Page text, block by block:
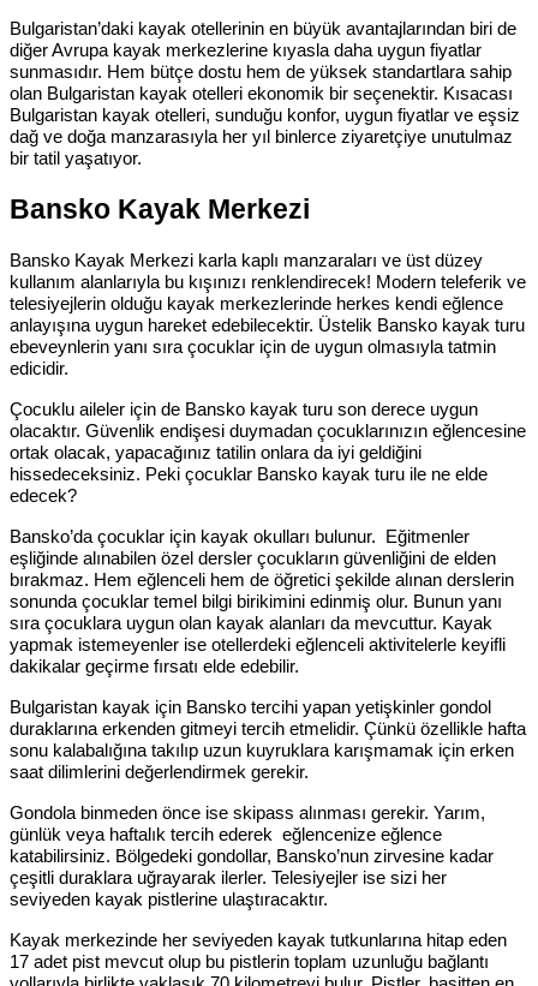
Bulgaristan’daki kayak otellerinin en büyük avantajlarından biri de
diğer Avrupa kayak merkezlerine kıyasla daha uygun fiyatlar
sunmasıdır. Hem bütçe dostu hem de yüksek standartlara sahip
olan Bulgaristan kayak otelleri ekonomik bir seçenektir. Kısacası
Bulgaristan kayak otelleri, sunduğu konfor, uygun fiyatlar ve eşsiz
dağ ve doğa manzarasıyla her yıl binlerce ziyaretçiye unutulmaz
bir tatil yaşatıyor.
Bansko Kayak Merkezi
Bansko Kayak Merkezi karla kaplı manzaraları ve üst düzey
kullanım alanlarıyla bu kışınızı renklendirecek! Modern teleferik ve
telesiyejlerin olduğu kayak merkezlerinde herkes kendi eğlence
anlayışına uygun hareket edebilecektir. Üstelik Bansko kayak turu
ebeveynlerin yanı sıra çocuklar için de uygun olmasıyla tatmin
edicidir.
Çocuklu aileler için de Bansko kayak turu son derece uygun
olacaktır. Güvenlik endişesi duymadan çocuklarınızın eğlencesine
ortak olacak, yapacağınız tatilin onlara da iyi geldiğini
hissedeceksiniz. Peki çocuklar Bansko kayak turu ile ne elde
edecek?
Bansko’da çocuklar için kayak okulları bulunur. Eğitmenler
eşliğinde alınabilen özel dersler çocukların güvenliğini de elden
bırakmaz. Hem eğlenceli hem de öğretici şekilde alınan derslerin
sonunda çocuklar temel bilgi birikimini edinmiş olur. Bunun yanı
sıra çocuklara uygun olan kayak alanları da mevcuttur. Kayak
yapmak istemeyenler ise otellerdeki eğlenceli aktivitelerle keyifli
dakikalar geçirme fırsatı elde edebilir.
Bulgaristan kayak için Bansko tercihi yapan yetişkinler gondol
duraklarına erkenden gitmeyi tercih etmelidir. Çünkü özellikle hafta
sonu kalabalığına takılıp uzun kuyruklara karışmamak için erken
saat dilimlerini değerlendirmek gerekir.
Gondola binmeden önce ise skipass alınması gerekir. Yarım,
günlük veya haftalık tercih ederek eğlencenize eğlence
katabilirsiniz. Bölgedeki gondollar, Bansko’nun zirvesine kadar
çeşitli duraklara uğrayarak ilerler. Telesiyejler ise sizi her
seviyeden kayak pistlerine ulaştıracaktır.
Kayak merkezinde her seviyeden kayak tutkunlarına hitap eden
17 adet pist mevcut olup bu pistlerin toplam uzunluğu bağlantı